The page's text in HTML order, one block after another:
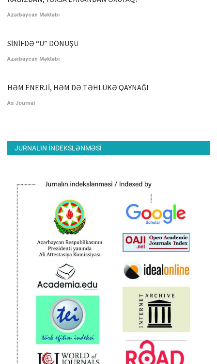
Azərbaycan Məktəbi
SİNİFDƏ “U” DÖNÜŞÜ
Azərbaycan Məktəbi
HƏM ENERJİ, HƏM DƏ TƏHLÜKƏ QAYNAĞI
As Journal
JURNALIN INDEKSLƏNMƏSI